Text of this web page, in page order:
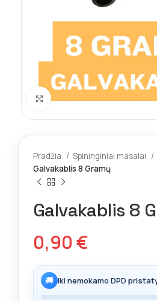
Pradžia Spininginiai masalai
Galvakablis 8 Gramų
Galvakablis 8
0,90€
🚚 Iki nemokamo DPD